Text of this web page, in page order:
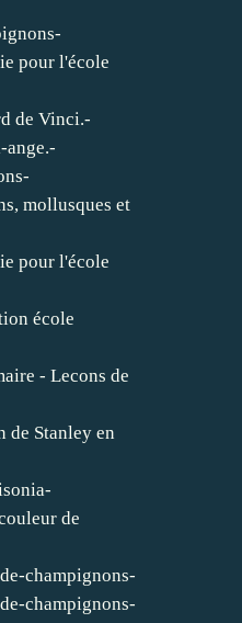
pour l'école
de Vinci.-
ange.-
mollusques et
pour l'école
école
- Lecons de
de Stanley en
de
champignons-
champignons-